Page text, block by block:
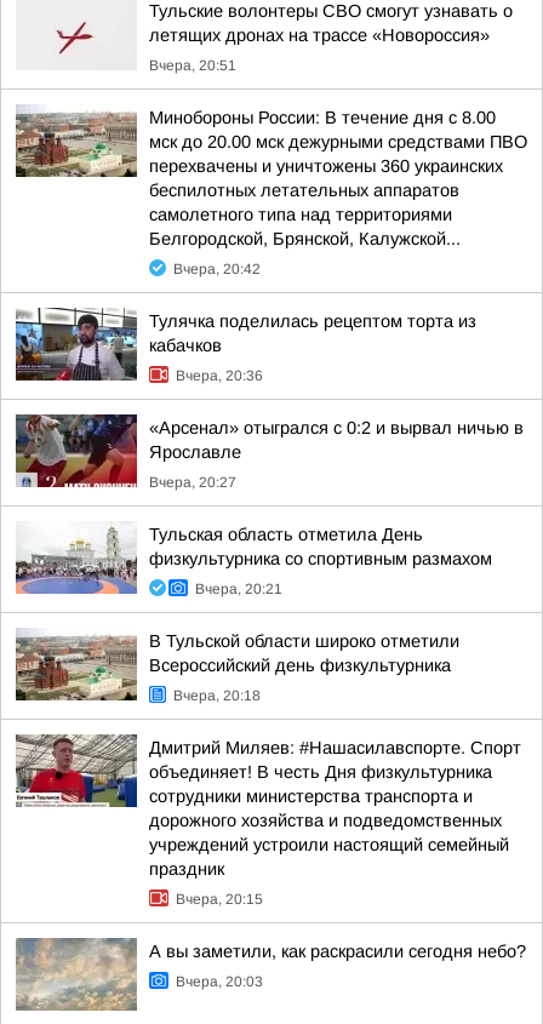
Тульские волонтеры СВО смогут узнавать о
летящих дронах на трассе «Новороссия»
Вчера, 20:51
Минобороны России: В течение дня с 8.00
мск до 20.00 мск дежурными средствами ПВО
перехвачены и уничтожены 360 украинских
беспилотных летательных аппаратов
самолетного типа над территориями
Белгородской, Брянской, Калужской...
Вчера, 20:42
Тулячка поделилась рецептом торта из
кабачков
Вчера, 20:36
«Арсенал» отыгрался с 0:2 и вырвал ничью в
Ярославле
Вчера, 20:27
Тульская область отметила День
физкультурника со спортивным размахом
Вчера, 20:21
В Тульской области широко отметили
Всероссийский день физкультурника
Вчера, 20:18
Дмитрий Миляев: #Нашасилавспорте. Спорт
объединяет! В честь Дня физкультурника
сотрудники министерства транспорта и
дорожного хозяйства и подведомственных
учреждений устроили настоящий семейный
праздник
Вчера, 20:15
А вы заметили, как раскрасили сегодня небо?
Вчера, 20:03